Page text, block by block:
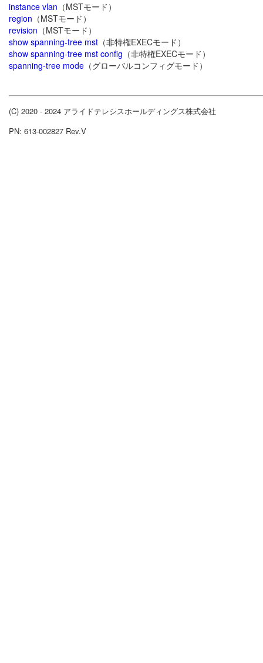
instance vlan （MSTモード）
region （MSTモード）
revision （MSTモード）
show spanning-tree mst （非特権EXECモード）
show spanning-tree mst config （非特権EXECモード）
spanning-tree mode （グローバルコンフィグモード）
(C) 2020 - 2024 アライドテレシスホールディングス株式会社
PN: 613-002827 Rev.V